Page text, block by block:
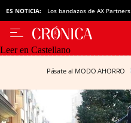
ES NOTICIA: Los bandazos de AX Partners
Leer en Castellano
Pásate al MODO AHORRO